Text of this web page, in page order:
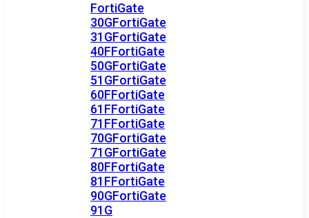
FortiGate
30GFortiGate
31GFortiGate
40FFortiGate
50GFortiGate
51GFortiGate
60FFortiGate
61FFortiGate
71FFortiGate
70GFortiGate
71GFortiGate
80FFortiGate
81FFortiGate
90GFortiGate
91G